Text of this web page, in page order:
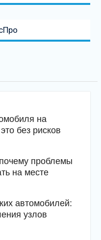
на
без рисков
проблемы
на месте
автомобилей:
узлов